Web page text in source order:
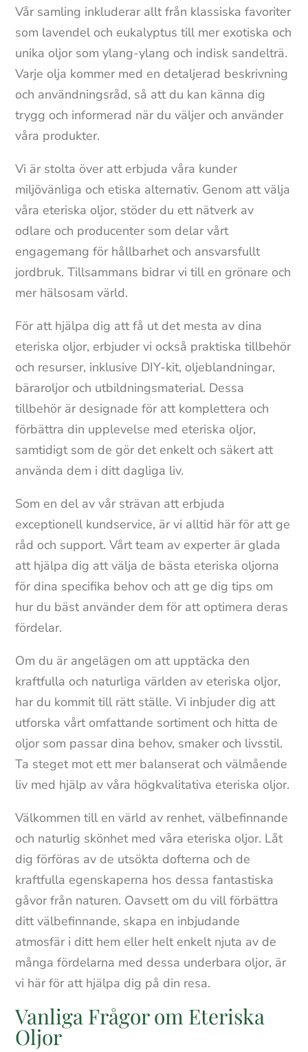
Vår samling inkluderar allt från klassiska favoriter
som lavendel och eukalyptus till mer exotiska och
unika oljor som ylang-ylang och indisk sandelträ.
Varje olja kommer med en detaljerad beskrivning
och användningsråd, så att du kan känna dig
trygg och informerad när du väljer och använder
våra produkter.
Vi är stolta över att erbjuda våra kunder
miljövänliga och etiska alternativ. Genom att välja
våra eteriska oljor, stöder du ett nätverk av
odlare och producenter som delar vårt
engagemang för hållbarhet och ansvarsfullt
jordbruk. Tillsammans bidrar vi till en grönare och
mer hälsosam värld.
För att hjälpa dig att få ut det mesta av dina
eteriska oljor, erbjuder vi också praktiska tillbehör
och resurser, inklusive DIY-kit, oljeblandningar,
bäraroljor och utbildningsmaterial. Dessa
tillbehör är designade för att komplettera och
förbättra din upplevelse med eteriska oljor,
samtidigt som de gör det enkelt och säkert att
använda dem i ditt dagliga liv.
Som en del av vår strävan att erbjuda
exceptionell kundservice, är vi alltid här för att ge
råd och support. Vårt team av experter är glada
att hjälpa dig att välja de bästa eteriska oljorna
för dina specifika behov och att ge dig tips om
hur du bäst använder dem för att optimera deras
fördelar.
Om du är angelägen om att upptäcka den
kraftfulla och naturliga världen av eteriska oljor,
har du kommit till rätt ställe. Vi inbjuder dig att
utforska vårt omfattande sortiment och hitta de
oljor som passar dina behov, smaker och livsstil.
Ta steget mot ett mer balanserat och välmående
liv med hjälp av våra högkvalitativa eteriska oljor.
Välkommen till en värld av renhet, välbefinnande
och naturlig skönhet med våra eteriska oljor. Låt
dig förföras av de utsökta dofterna och de
kraftfulla egenskaperna hos dessa fantastiska
gåvor från naturen. Oavsett om du vill förbättra
ditt välbefinnande, skapa en inbjudande
atmosfär i ditt hem eller helt enkelt njuta av de
många fördelarna med dessa underbara oljor, är
vi här för att hjälpa dig på din resa.
Vanliga Frågor om Eteriska
Oljor